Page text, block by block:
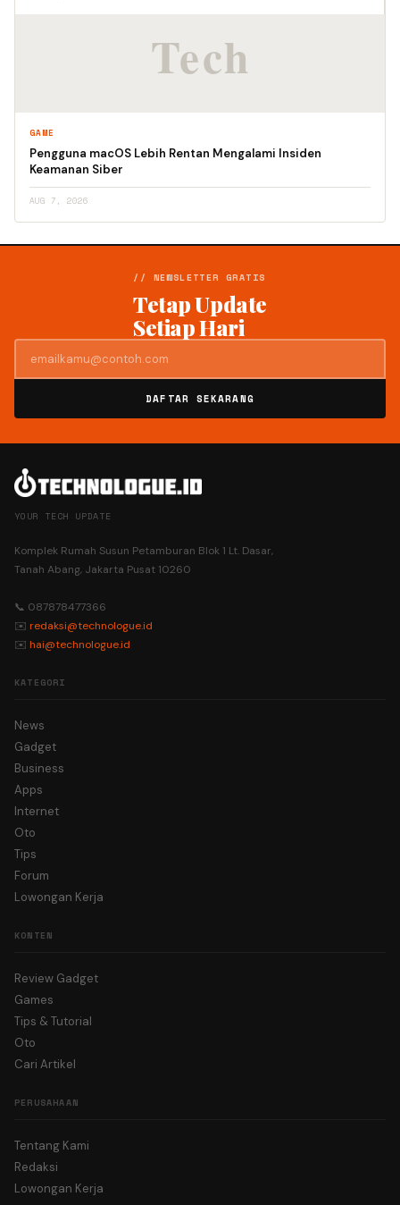
GAME
Pengguna macOS Lebih Rentan Mengalami Insiden
Keamanan Siber
AUG 7, 2026
// NEWSLETTER GRATIS
Tetap Update
Setiap Hari
DAFTAR SEKARANG
YOUR TECH UPDATE
Komplek Rumah Susun Petamburan Blok 1 Lt. Dasar,
Tanah Abang, Jakarta Pusat 10260
📞 087878477366
✉️ redaksi@technologue.id
✉️ hai@technologue.id
KATEGORI
News
Gadget
Business
Apps
Internet
Oto
Tips
Forum
Lowongan Kerja
KONTEN
Review Gadget
Games
Tips & Tutorial
Oto
Cari Artikel
PERUSAHAAN
Tentang Kami
Redaksi
Lowongan Kerja